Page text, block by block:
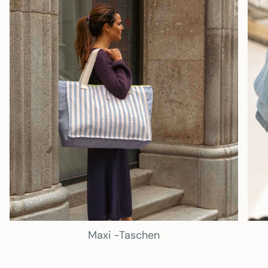
Sachen in Ordnung zu halten.
Diese Tasche ist ein super praktischer
Reisebegleiter!
NACHHALTIGKEITMY WANDER
Im Rahmen unserer Strategie, Stoffe nicht
wegzuwerfen, haben wir diese Taschen aus
Resten anderer Kollektionen hergestellt.
ZUSAMMENSETZUNG:
100% Baumwolle.
MASSNAHMEN:38,5 breit x 57 hoch
Öffnungsweite: 16 x 16
Maxi -Taschen